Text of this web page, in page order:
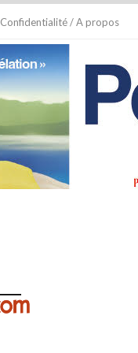
Confidentialité / A propos